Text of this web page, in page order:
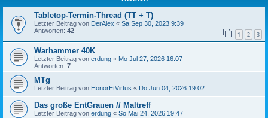
Tabletop-Termin-Thread (TT + T)
Letzter Beitrag von DerAlex « Sa Sep 30, 2023 9:39
Antworten: 42 1 2 3
Warhammer 40K
Letzter Beitrag von erdung « Mo Jul 27, 2026 16:07
Antworten: 7
MTg
Letzter Beitrag von HonorEtVirtus « Do Jun 04, 2026 19:02
Das große EntGrauen // Maltreff
Letzter Beitrag von erdung « So Mai 24, 2026 19:47